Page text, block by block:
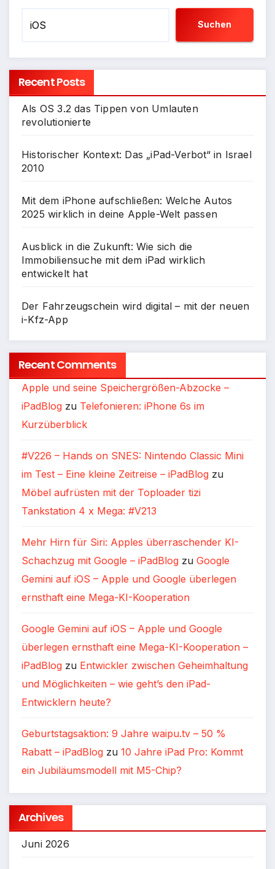
Suchen
Recent Posts
Als OS 3.2 das Tippen von Umlauten
revolutionierte
Historischer Kontext: Das „iPad-Verbot“ in Israel
2010
Mit dem iPhone aufschließen: Welche Autos
2025 wirklich in deine Apple-Welt passen
Ausblick in die Zukunft: Wie sich die
Immobiliensuche mit dem iPad wirklich
entwickelt hat
Der Fahrzeugschein wird digital – mit der neuen
i-Kfz-App
Recent Comments
Apple und seine Speichergrößen-Abzocke –
iPadBlog zu Telefonieren: iPhone 6s im
Kurzüberblick
#V226 – Hands on SNES: Nintendo Classic Mini
im Test – Eine kleine Zeitreise – iPadBlog zu
Möbel aufrüsten mit der Toploader tizi
Tankstation 4 x Mega: #V213
Mehr Hirn für Siri: Apples überraschender KI-
Schachzug mit Google – iPadBlog zu Google
Gemini auf iOS – Apple und Google überlegen
ernsthaft eine Mega-KI-Kooperation
Google Gemini auf iOS – Apple und Google
überlegen ernsthaft eine Mega-KI-Kooperation –
iPadBlog zu Entwickler zwischen Geheimhaltung
und Möglichkeiten – wie geht’s den iPad-
Entwicklern heute?
Geburtstagsaktion: 9 Jahre waipu.tv – 50 %
Rabatt – iPadBlog zu 10 Jahre iPad Pro: Kommt
ein Jubiläumsmodell mit M5-Chip?
Archives
Juni 2026